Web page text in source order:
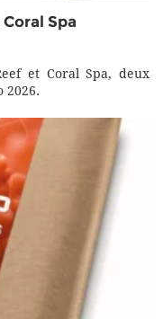
Spa
et Coral Spa, deux
2026.